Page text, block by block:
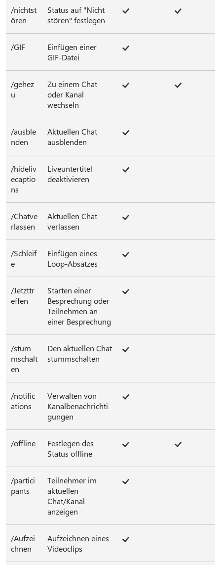
/nichtst
ören
Status auf "Nicht
stören" festlegen
/GIF
Einfügen einer
GIF-Datei
/gehez
u
Zu einem Chat
oder Kanal
wechseln
/ausble
nden
Aktuellen Chat
ausblenden
/hideliv
ecaptio
ns
Liveuntertitel
deaktivieren
/Chatve
rlassen
Aktuellen Chat
verlassen
/Schleif
e
Einfügen eines
Loop-Absatzes
/Jetzttr
effen
Starten einer
Besprechung oder
Teilnehmen an
einer Besprechung
/stum
mschalt
en
Den aktuellen Chat
stummschalten
/notific
ations
Verwalten von
Kanalbenachrichti
gungen
/offline
Festlegen des
Status offline
/partici
pants
Teilnehmer im
aktuellen
Chat/Kanal
anzeigen
/Aufzei
chnen
Aufzeichnen eines
Videoclips